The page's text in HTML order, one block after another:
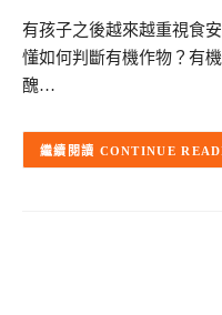
有孩子之後越來越重視食
懂如何判斷有機作物？有
醜…
CONTINUE